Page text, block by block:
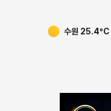
수원 25.4ºC